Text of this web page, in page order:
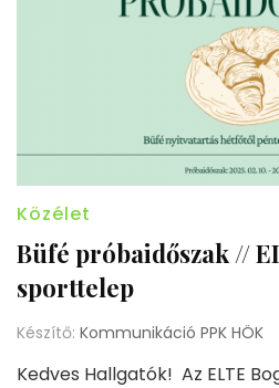
Közélet
Büfé próbaidőszak //
sporttelep
Készítő: Kommunikáció PPK HÖK
Kedves Hallgatók! Az ELTE